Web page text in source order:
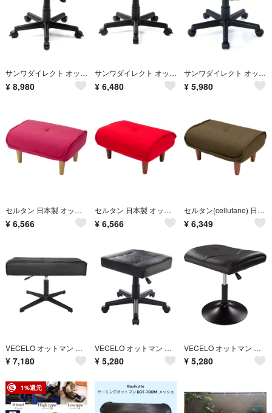
サンワダイレクト オットマン キャスター付き 角度調節 高さ調整 足置き台 ブラック 100-SNC035ADBK
¥ 8,980
サンワダイレクト オットマン キャスター(ストッパー付き) 高さ調整 足置き台 ブラック 100-SNC035K
¥ 6,480
サンワダイレクト オットマン 足置き台 キャスター付き 高さ調整 ブラック 100-SNC035
¥ 5,980
セルタン 日本製 オットマン スツール 脚置き 和楽の極 1人掛け ポケットコイル ローズピンク 高反発
¥ 6,566
セルタン 日本製 オットマン スツール 脚置き 和楽の極 1人掛け ポケットコイル ダリアンレッド 高反発
¥ 6,566
セルタン(cellutane) 日本製 オットマン スツール 脚置き 和楽の極 1人掛け ポケットコイル
¥ 6,349
VECELO オットマン 足置き台 ワイド フットレスト スツール あぐら対応PUレザー クッション厚み10cm360°座面回転
¥ 7,180
VECELO オットマン 足置き台 フットレスト スツール キャスター付き PUレザー 幅47×奥行40.5×高さ38-46cm
¥ 5,280
VECELO オットマン 足置き台 フットレスト スツール 幅48×奥行46×高さ41-53cm 固定脚 PUレザー
¥ 5,280
1%還元